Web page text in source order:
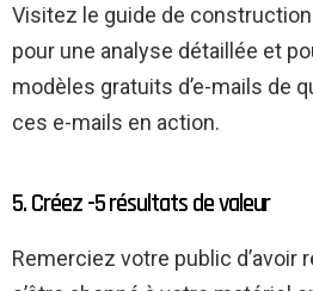
Visitez le guide de
pour une analyse détaillée et
modèles gratuits d’e-mails de
ces e-mails en action.
5. Créez -5 résultats de valeur
Remerciez votre public d’avoir